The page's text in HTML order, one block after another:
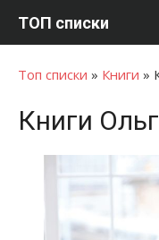
ТОП списки
Топ списки » Книги »
Книги